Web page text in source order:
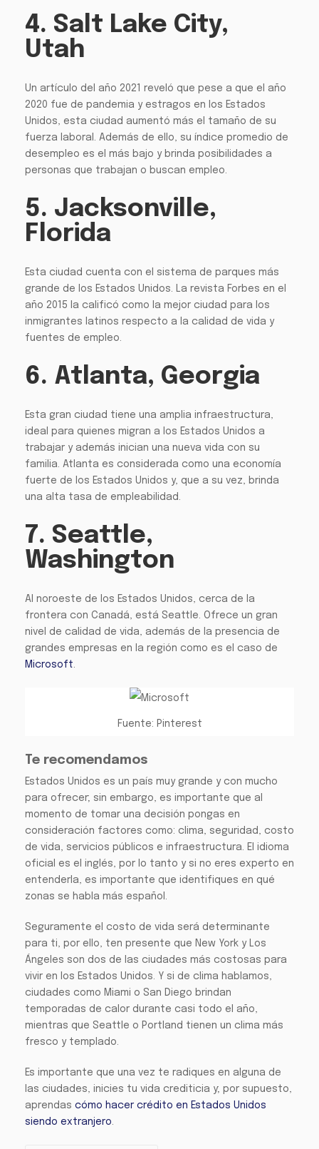
4. Salt Lake City,
Utah
Un artículo del año 2021 reveló que pese a que el año
2020 fue de pandemia y estragos en los Estados
Unidos, esta ciudad aumentó más el tamaño de su
fuerza laboral. Además de ello, su índice promedio de
desempleo es el más bajo y brinda posibilidades a
personas que trabajan o buscan empleo.
5. Jacksonville,
Florida
Esta ciudad cuenta con el sistema de parques más
grande de los Estados Unidos. La revista Forbes en el
año 2015 la calificó como la mejor ciudad para los
inmigrantes latinos respecto a la calidad de vida y
fuentes de empleo.
6. Atlanta, Georgia
Esta gran ciudad tiene una amplia infraestructura,
ideal para quienes migran a los Estados Unidos a
trabajar y además inician una nueva vida con su
familia. Atlanta es considerada como una economía
fuerte de los Estados Unidos y, que a su vez, brinda
una alta tasa de empleabilidad.
7. Seattle,
Washington
Al noroeste de los Estados Unidos, cerca de la
frontera con Canadá, está Seattle. Ofrece un gran
nivel de calidad de vida, además de la presencia de
grandes empresas en la región como es el caso de
Microsoft.
Fuente: Pinterest
Te recomendamos
Estados Unidos es un país muy grande y con mucho
para ofrecer; sin embargo, es importante que al
momento de tomar una decisión pongas en
consideración factores como: clima, seguridad, costo
de vida, servicios públicos e infraestructura. El idioma
oficial es el inglés, por lo tanto y si no eres experto en
entenderla, es importante que identifiques en qué
zonas se habla más español.
Seguramente el costo de vida será determinante
para ti, por ello, ten presente que New York y Los
Ángeles son dos de las ciudades más costosas para
vivir en los Estados Unidos. Y si de clima hablamos,
ciudades como Miami o San Diego brindan
temporadas de calor durante casi todo el año,
mientras que Seattle o Portland tienen un clima más
fresco y templado.
Es importante que una vez te radiques en alguna de
las ciudades, inicies tu vida crediticia y; por supuesto,
aprendas cómo hacer crédito en Estados Unidos
siendo extranjero.